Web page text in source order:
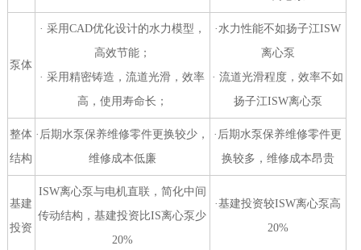
泵体
· 采用CAD优化设计的水力模型，
高效节能；
· 采用精密铸造，流道光滑，效率
高，使用寿命长；
·水力性能不如扬子江ISW
离心泵
· 流道光滑程度，效率不如
扬子江ISW离心泵
整体
结构
·后期水泵保养维修零件更换较少，
维修成本低廉
·后期水泵保养维修零件更
换较多，维修成本昂贵
基建
投资
ISW离心泵与电机直联，简化中间
传动结构，基建投资比IS离心泵少
20%
·基建投资较ISW离心泵高
20%